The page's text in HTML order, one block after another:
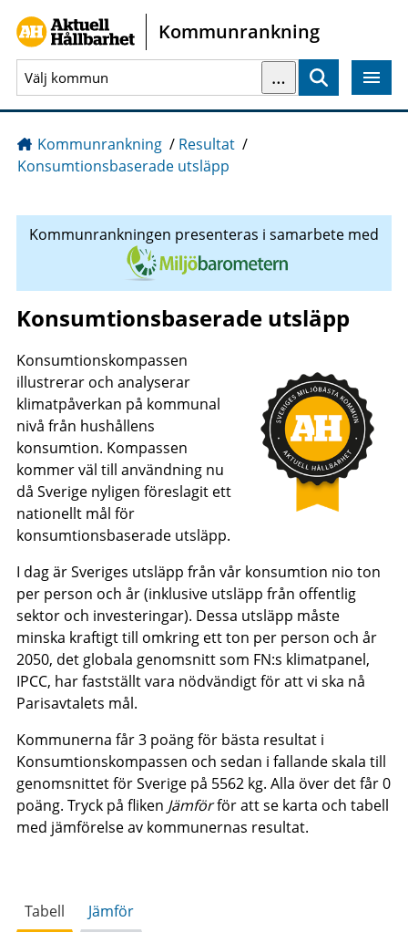
Gå direkt till sidans innehåll
Kommunrankning
…
Kommunrankning / Resultat /
Konsumtionsbaserade utsläpp
Kommunrankningen presenteras i samarbete med
Konsumtionsbaserade utsläpp
Konsumtionskompassen
illustrerar och analyserar
klimatpåverkan på kommunal
nivå från hushållens
konsumtion. Kompassen
kommer väl till användning nu
då Sverige nyligen föreslagit ett
nationellt mål för
konsumtionsbaserade utsläpp.
I dag är Sveriges utsläpp från vår konsumtion nio ton
per person och år (inklusive utsläpp från offentlig
sektor och investeringar). Dessa utsläpp måste
minska kraftigt till omkring ett ton per person och år
2050, det globala genomsnitt som FN:s klimatpanel ,
IPCC, har fastställt vara nödvändigt för att vi ska nå
Parisavtalets mål.
Kommunerna får 3 poäng för bästa resultat i
Konsumtionskompassen och sedan i fallande skala till
genomsnittet för Sverige på 5562 kg. Alla över det får 0
poäng. Tryck på fliken Jämförför att se karta och tabell
med jämförelse av kommunernas resultat.
Tabell Jämför